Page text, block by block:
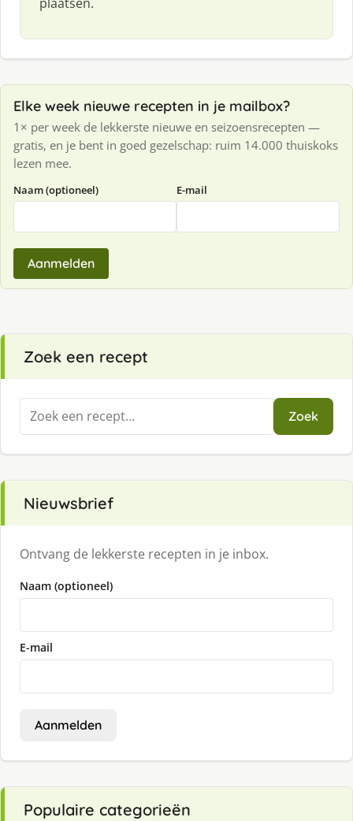
Elke week nieuwe recepten in je mailbox?
1× per week de lekkerste nieuwe en seizoensrecepten —
gratis, en je bent in goed gezelschap: ruim 14.000 thuiskoks
lezen mee.
Naam (optioneel) E-mail
Aanmelden
Zoek een recept
Zoeken
naar:
Zoek
Nieuwsbrief
Ontvang de lekkerste recepten in je inbox.
Naam (optioneel)
E-mail
Aanmelden
Populaire categorieën